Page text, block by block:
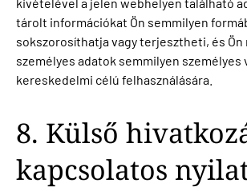
tárolt információkat Ön semmilyen
sokszorosíthatja vagy terjesztheti, és
személyes adatok semmilyen személyes
kereskedelmi célú felhasználására.
8. Külső
kapcsolatos